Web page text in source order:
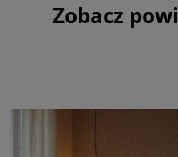
Zobacz